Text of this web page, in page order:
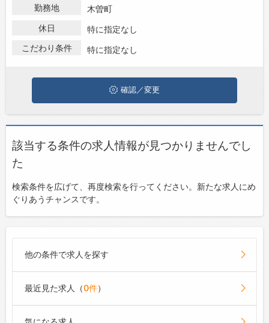
転職支援サービス
お問い合わせ
よくあるご質問
ハローワークにはない求人も多数扱っており、転職だけでなく、
木曽町で総務･人事･労務の求人・転職情報を探している方は、ぜ
ひ興味のある職種に応募してみてくださいね。
勤務地
木曽町
休日
特に指定なし
こだわり条件
特に指定なし
確認／変更
該当する条件の求人情報が見つかりませんでし
た
検索条件を広げて、再度検索を行ってください。新たな求人にめ
ぐりあうチャンスです。
他の条件で求人を探す
最近見た求人（0件）